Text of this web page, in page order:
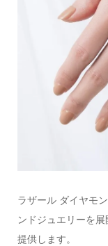
ラザール ダイヤモ
ンドジュエリーを
提供します。